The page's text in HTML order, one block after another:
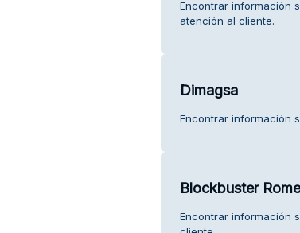
Encontrar información
atención al cliente.
Dimagsa
Encontrar información
Blockbuster
Encontrar información